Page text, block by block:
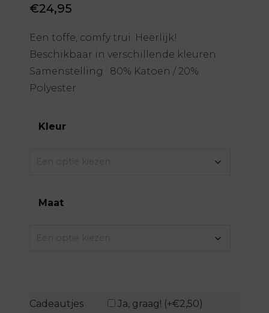
€24,95
Een toffe, comfy trui. Heerlijk!
Beschikbaar in verschillende kleuren.
Samenstelling : 80% Katoen / 20%
Polyester
Kleur
Maat
Cadeautjes
Ja, graag! (+€2,50)